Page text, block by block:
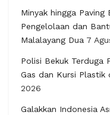
Minyak hingga
Pengelolaan dan
Malalayang Dua 7
Polisi Bekuk Terduga
Gas dan Kursi Plastik
2026
Galakkan Indonesia